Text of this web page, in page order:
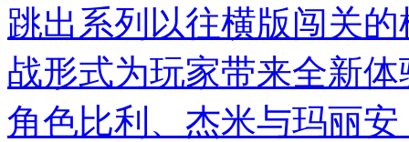
跳出系列以往横版闯关
战形式为玩家带来全新
角色比利、杰米与玛丽